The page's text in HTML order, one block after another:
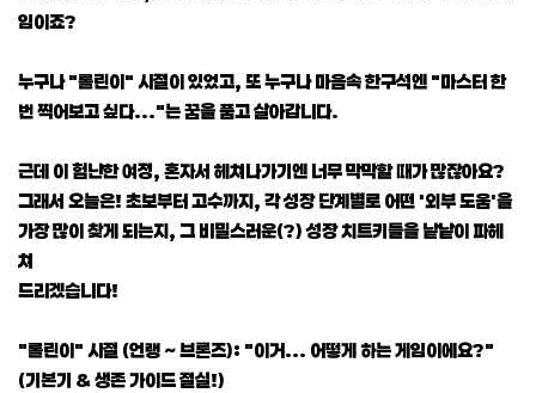
임이죠?
누구나 "롤린이" 시절이 있었고, 또 누구나 마음속 한구석엔 "마스터 한
번 찍어보고 싶다..."는 꿈을 품고 살아갑니다.
근데 이 험난한 여정, 혼자서 헤쳐나가기엔 너무 막막할 때가 많잖아요?
그래서 오늘은! 초보부터 고수까지, 각 성장 단계별로 어떤 '외부 도움'을
가장 많이 찾게 되는지, 그 비밀스러운(?) 성장 치트키들을 낱낱이 파헤
쳐
드리겠습니다!
"롤린이" 시절 (언랭 ~ 브론즈): "이거... 어떻게 하는 게임이에요?"
(기본기 & 생존 가이드 절실!)